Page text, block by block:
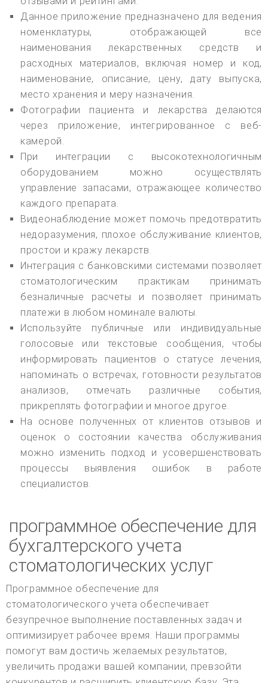
Данное приложение предназначено для ведения
номенклатуры, отображающей все
наименования лекарственных средств и
расходных материалов, включая номер и код,
наименование, описание, цену, дату выпуска,
место хранения и меру назначения.
Фотографии пациента и лекарства делаются
через приложение, интегрированное с веб-
камерой.
При интеграции с высокотехнологичным
оборудованием можно осуществлять
управление запасами, отражающее количество
каждого препарата.
Видеонаблюдение может помочь предотвратить
недоразумения, плохое обслуживание клиентов,
простои и кражу лекарств.
Интеграция с банковскими системами позволяет
стоматологическим практикам принимать
безналичные расчеты и позволяет принимать
платежи в любом номинале валюты.
Используйте публичные или индивидуальные
голосовые или текстовые сообщения, чтобы
информировать пациентов о статусе лечения,
напоминать о встречах, готовности результатов
анализов, отмечать различные события,
прикреплять фотографии и многое другое.
На основе полученных от клиентов отзывов и
оценок о состоянии качества обслуживания
можно изменить подход и усовершенствовать
процессы выявления ошибок в работе
специалистов.
программное обеспечение для
бухгалтерского учета
стоматологических услуг
Программное обеспечение для
стоматологического учета обеспечивает
безупречное выполнение поставленных задач и
оптимизирует рабочее время. Наши программы
помогут вам достичь желаемых результатов,
увеличить продажи вашей компании, превзойти